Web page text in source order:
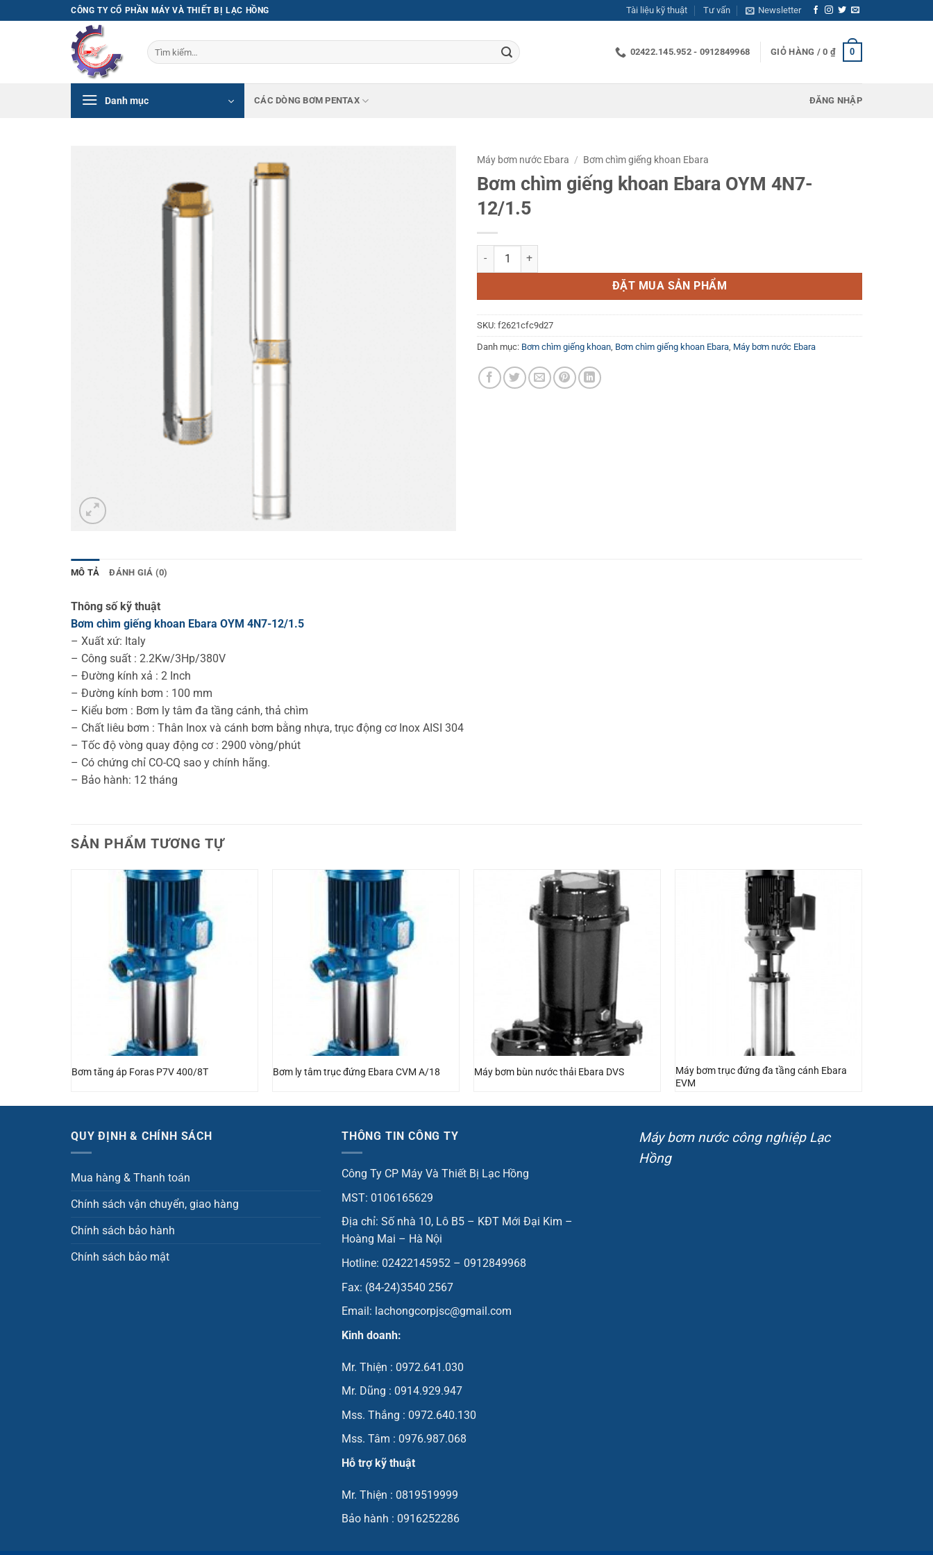
qua
CÔNG TY CỔ PHẦN MÁY VÀ THIẾT BỊ LẠC HỒNG Tài liệu kỹ thuật Tư vấn Newsletter
Tìm
kiếm:
02422.145.952 - 0912849968 GIỎ HÀNG /0 ₫ 0
Danh mục CÁC DÒNG BƠM PENTAX ĐĂNG NHẬP
Máy bơm nước Ebara / Bơm chìm giếng khoan Ebara
Bơm chìm giếng khoan Ebara OYM 4N7-
12/1.5
Bơm chìm giếng khoan Ebara OYM 4N7-12/1.5 số lượng
ĐẶT MUA SẢN PHẨM
SKU: f2621cfc9d27
Danh mục: Bơm chìm giếng khoan Bơm chìm giếng khoan Ebara Máy bơm nước Ebara
MÔ TẢ ĐÁNH GIÁ (0)
Thông số kỹ thuật
Bơm chìm giếng khoan Ebara OYM 4N7-12/1.5
– Xuất xứ: Italy
– Công suất : 2.2Kw/3Hp/380V
– Đường kính xả : 2 Inch
– Đường kính bơm : 100 mm
– Kiểu bơm : Bơm ly tâm đa tầng cánh, thả chìm
– Chất liêu bơm : Thân Inox và cánh bơm bằng nhựa, trục động cơ Inox AISI 304
– Tốc độ vòng quay động cơ : 2900 vòng/phút
– Có chứng chỉ CO-CQ sao y chính hãng.
– Bảo hành: 12 tháng
SẢN PHẨM TƯƠNG TỰ
Bơm tăng áp Foras P7V 400/8T Bơm ly tâm trục đứng Ebara CVM A/18 Máy bơm bùn nước thải Ebara DVS
Máy bơm trục đứng đa tầng cánh Ebara
EVM
QUY ĐỊNH & CHÍNH SÁCH
Mua hàng & Thanh toán
Chính sách vận chuyển, giao hàng
Chính sách bảo hành
Chính sách bảo mật
THÔNG TIN CÔNG TY
Công Ty CP Máy Và Thiết Bị Lạc Hồng
MST: 0106165629
Địa chỉ: Số nhà 10, Lô B5 – KĐT Mới Đại Kim –
Hoàng Mai – Hà Nội
Hotline: 02422145952 – 0912849968
Fax: (84-24)3540 2567
Email: lachongcorpjsc@gmail.com
Kinh doanh:
Mr. Thiện : 0972.641.030
Mr. Dũng : 0914.929.947
Mss. Thắng : 0972.640.130
Mss. Tâm : 0976.987.068
Hỗ trợ kỹ thuật
Mr. Thiện : 0819519999
Bảo hành : 0916252286
Máy bơm nước công nghiệp Lạc
Hồng